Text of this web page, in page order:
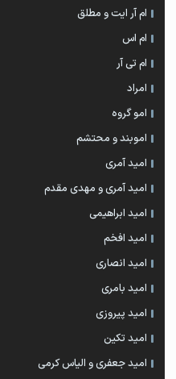
ام آر ایت و مطلق
ام اس
ام تی آر
امراد
امو گروه
اموبند و محتشم
امید آمری
امید آمری و مهدی مقدم
امید ابراهیمی
امید افخم
امید انصاری
امید بامری
امید پیروزی
امید تکین
امید جعفری و الیاس کرمی